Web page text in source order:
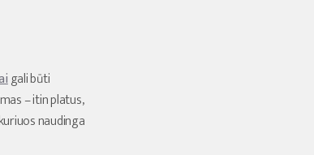
gali būti
– itin platus,
naudinga